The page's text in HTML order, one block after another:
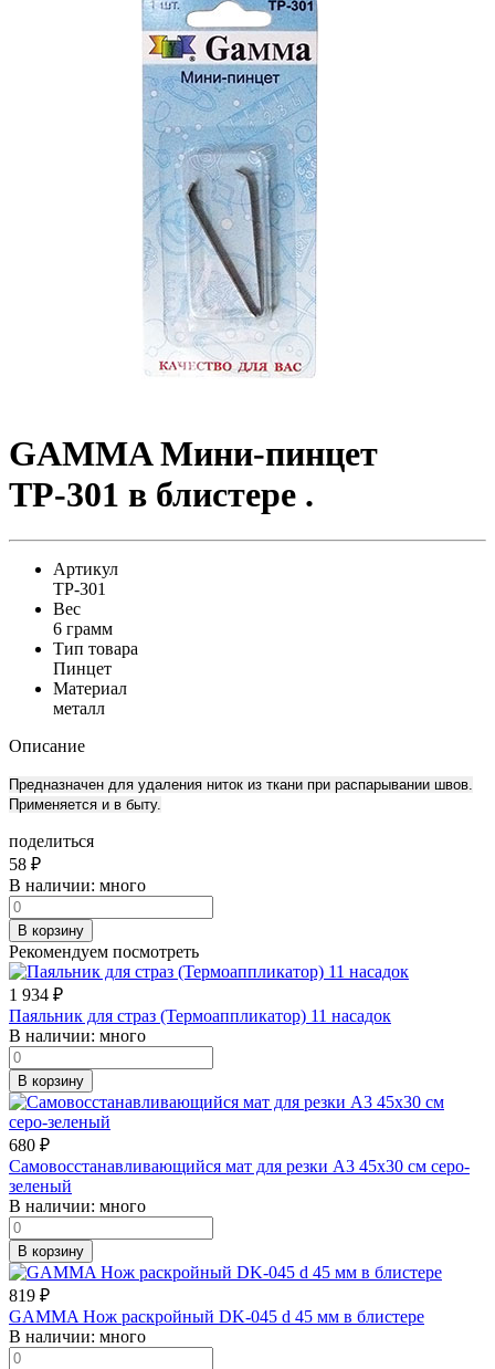
GAMMA Мини-пинцет
ТР-301 в блистере .
Артикул
ТР-301
Вес
6 грамм
Тип товара
Пинцет
Материал
металл
Описание
Предназначен для удаления ниток из ткани при распарывании швов.
Применяется и в быту.
поделиться
58 ₽
В наличии: много
В корзину
Рекомендуем посмотреть
1 934 ₽
Паяльник для страз (Термоаппликатор) 11 насадок
В наличии: много
В корзину
680 ₽
Самовосстанавливающийся мат для резки А3 45х30 см серо-
зеленый
В наличии: много
В корзину
819 ₽
GAMMA Нож раскройный DK-045 d 45 мм в блистере
В наличии: много